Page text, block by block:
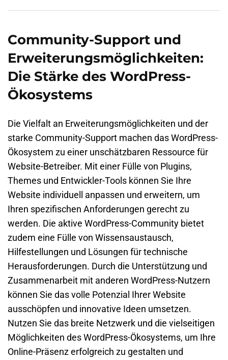
Community-Support und
Erweiterungsmöglichkeiten:
Die Stärke des WordPress-
Ökosystems
Die Vielfalt an Erweiterungsmöglichkeiten und der
starke Community-Support machen das WordPress-
Ökosystem zu einer unschätzbaren Ressource für
Website-Betreiber. Mit einer Fülle von Plugins,
Themes und Entwickler-Tools können Sie Ihre
Website individuell anpassen und erweitern, um
Ihren spezifischen Anforderungen gerecht zu
werden. Die aktive WordPress-Community bietet
zudem eine Fülle von Wissensaustausch,
Hilfestellungen und Lösungen für technische
Herausforderungen. Durch die Unterstützung und
Zusammenarbeit mit anderen WordPress-Nutzern
können Sie das volle Potenzial Ihrer Website
ausschöpfen und innovative Ideen umsetzen.
Nutzen Sie das breite Netzwerk und die vielseitigen
Möglichkeiten des WordPress-Ökosystems, um Ihre
Online-Präsenz erfolgreich zu gestalten und